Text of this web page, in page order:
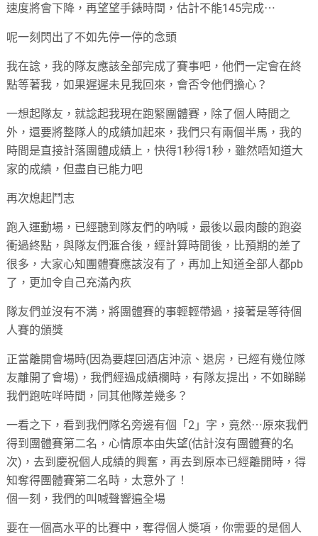
速度將會下降，再望望手錶時間，估計不能145完成⋯
呢一刻閃出了不如先停一停的念頭
我在諗，我的隊友應該全部完成了賽事吧，他們一定會在終
點等著我，如果遲遲未見我回來，會否令他們擔心？
一想起隊友，就諗起我現在跑緊團體賽，除了個人時間之
外，還要將整隊人的成績加起來，我們只有兩個半馬，我的
時間是直接計落團體成績上，快得1秒得1秒，雖然唔知道大
家的成績，但盡自已能力吧
再次熄起鬥志
跑入運動場，已經聽到隊友們的吶喊，最後以最肉酸的跑姿
衝過終點，與隊友們滙合後，經計算時間後，比預期的差了
很多，大家心知團體賽應該沒有了，再加上知道全部人都pb
了，更加令自己充滿內疚
隊友們並沒有不満，將團體賽的事輕輕帶過，接著是等待個
人賽的頒獎
正當離開會場時(因為要趕回酒店沖涼、退房，已經有幾位隊
友離開了會場)，我們經過成績欄時，有隊友提出，不如睇睇
我們跑咗咩時間，同其他隊差幾多？
一看之下，看到我們隊名旁邊有個「2」字，竟然⋯原來我們
得到團體賽第二名，心情原本由失望(估計沒有團體賽的名
次)，去到慶祝個人成績的興奮，再去到原本已經離開時，得
知奪得團體賽第二名時，太意外了！
個一刻，我們的叫喊聲響遍全場
要在一個高水平的比賽中，奪得個人奬項，你需要的是個人